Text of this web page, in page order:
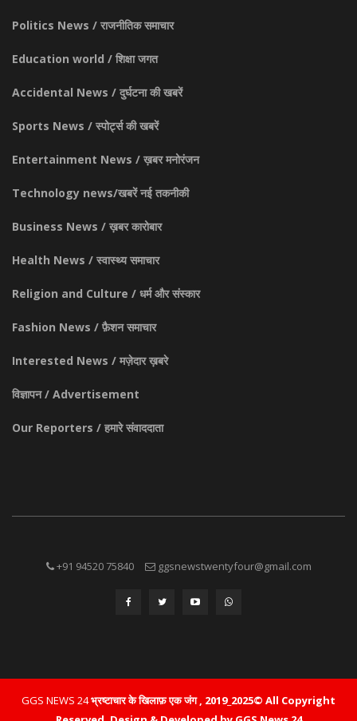
Politics News / राजनीतिक समाचार
Education world / शिक्षा जगत
Accidental News / दुर्घटना की खबरें
Sports News / स्पोर्ट्स की खबरें
Entertainment News / ख़बर मनोरंजन
Technology news/खबरें नई तकनीकी
Business News / ख़बर कारोबार
Health News / स्वास्थ्य समाचार
Religion and Culture / धर्म और संस्कार
Fashion News / फ़ैशन समाचार
Interested News / मज़ेदार ख़बरे
विज्ञापन / Advertisement
Our Reporters / हमारे संवाददाता
+91 94520 75840 ggsnewstwentyfour@gmail.com
GGS NEWS 24भ्रष्टाचार के खिलाफ़ एक जंग , 2019_2025© All Copyright